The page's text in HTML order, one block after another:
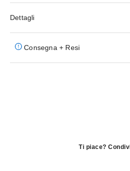
Dettagli
Consegna + Resi
Ti piace?